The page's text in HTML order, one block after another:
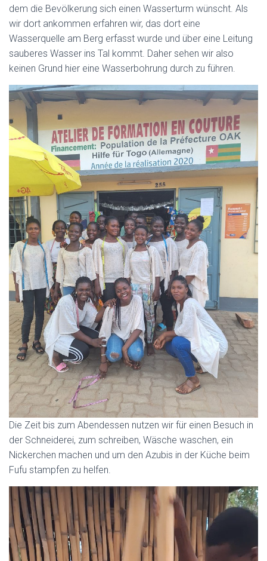
dem die Bevölkerung sich einen Wasserturm wünscht. Als
wir dort ankommen erfahren wir, das dort eine
Wasserquelle am Berg erfasst wurde und über eine Leitung
sauberes Wasser ins Tal kommt. Daher sehen wir also
keinen Grund hier eine Wasserbohrung durch zu führen.
Die Zeit bis zum Abendessen nutzen wir für einen Besuch in
der Schneiderei, zum schreiben, Wäsche waschen, ein
Nickerchen machen und um den Azubis in der Küche beim
Fufu stampfen zu helfen.